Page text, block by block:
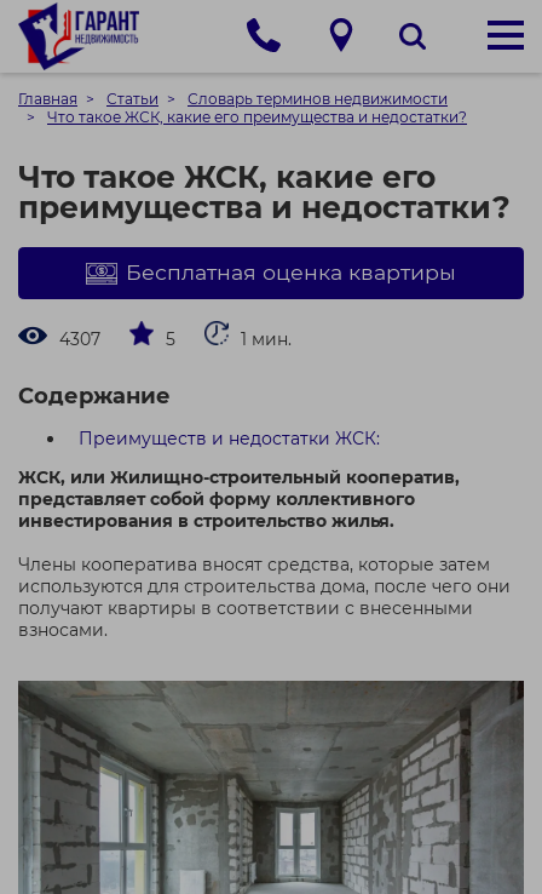
Главная Статьи
Словарь терминов недвижимости
Что такое ЖСК, какие его преимущества и недостатки?
Что такое ЖСК, какие его
преимущества и недостатки?
Бесплатная оценка квартиры
4307 5 1 мин.
Содержание
Преимуществ и недостатки ЖСК:
ЖСК, или Жилищно-строительный кооператив,
представляет собой форму коллективного
инвестирования в строительство жилья.
Члены кооператива вносят средства, которые затем
используются для строительства дома, после чего они
получают квартиры в соответствии с внесенными
взносами.